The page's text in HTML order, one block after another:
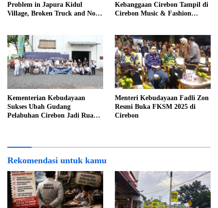
Problem in Japura Kidul
Village, Broken Truck and No
Kebanggaan Cirebon Tampil di
Cirebon Music & Fashion
Kementerian Kebudayaan
Sukses Ubah Gudang
Pelabuhan Cirebon Jadi Ruang
Menteri Kebudayaan Fadli Zon
Resmi Buka FKSM 2025 di
Cirebon
Rekomendasi untuk kamu